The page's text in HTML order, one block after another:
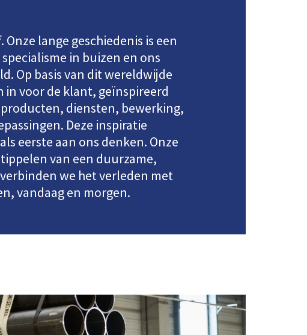
lange geschiedenis is een
in buizen en ons
Op basis van dit wereldwijde
in voor de klant, geïnspireerd
diensten, bewerking,
Deze inspiratie
eerste aan ons denken. Onze
van een duurzame,
we het verleden met
vandaag en morgen.